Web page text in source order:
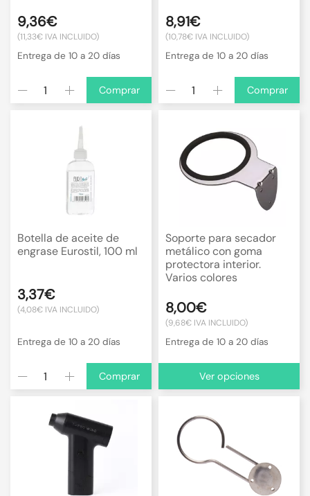
9,36€
(11,33€ IVA INCLUIDO)
Entrega de 10 a 20 días
Comprar
8,91€
(10,78€ IVA INCLUIDO)
Entrega de 10 a 20 días
Comprar
Botella de aceite de
engrase Eurostil, 100 ml
3,37€
(4,08€ IVA INCLUIDO)
Entrega de 10 a 20 días
Comprar
Soporte para secador
metálico con goma
protectora interior.
Varios colores
8,00€
(9,68€ IVA INCLUIDO)
Entrega de 10 a 20 días
Ver opciones